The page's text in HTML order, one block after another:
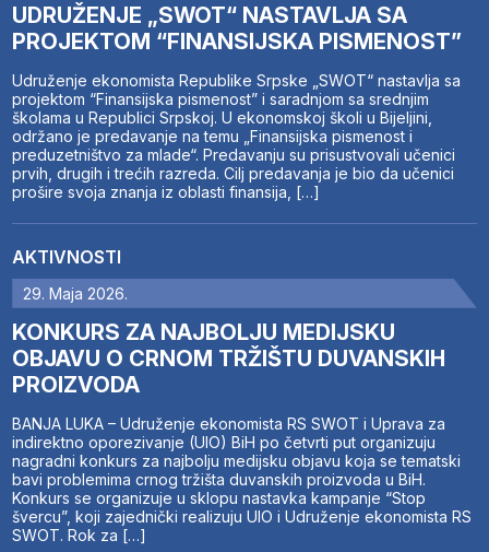
UDRUŽENJE „SWOT“ NASTAVLJA SA
PROJEKTOM “FINANSIJSKA PISMENOST”
Udruženje ekonomista Republike Srpske „SWOT“ nastavlja sa
projektom “Finansijska pismenost” i saradnjom sa srednjim
školama u Republici Srpskoj. U ekonomskoj školi u Bijeljini,
održano je predavanje na temu „Finansijska pismenost i
preduzetništvo za mlade“. Predavanju su prisustvovali učenici
prvih, drugih i trećih razreda. Cilj predavanja je bio da učenici
prošire svoja znanja iz oblasti finansija, […]
AKTIVNOSTI
29. Maja 2026.
KONKURS ZA NAJBOLJU MEDIJSKU
OBJAVU O CRNOM TRŽIŠTU DUVANSKIH
PROIZVODA
BANJA LUKA – Udruženje ekonomista RS SWOT i Uprava za
indirektno oporezivanje (UIO) BiH po četvrti put organizuju
nagradni konkurs za najbolju medijsku objavu koja se tematski
bavi problemima crnog tržišta duvanskih proizvoda u BiH.
Konkurs se organizuje u sklopu nastavka kampanje “Stop
švercu”, koji zajednički realizuju UIO i Udruženje ekonomista RS
SWOT. Rok za […]